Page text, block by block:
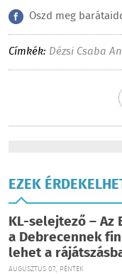
Oszd meg
Címkék: Dézsi Csaba
EZEK
KL-selejtező – Az
a Debrecennek
lehet a
AUGUSZTUS 07., PÉNTEK